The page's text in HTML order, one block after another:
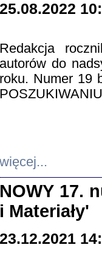
25.08.2022
Redakcja
autorów do
roku. Numer 19
więcej...
NOWY 17.
i Materiały'
23.12.2021